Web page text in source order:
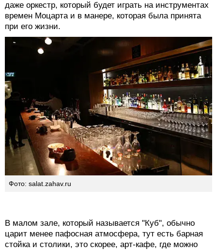
даже оркестр, который будет играть на инструментах
времен Моцарта и в манере, которая была принята
при его жизни.
Фото: salat.zahav.ru
В малом зале, который называется "Куб", обычно
царит менее пафосная атмосфера, тут есть барная
стойка и столики, это скорее, арт-кафе, где можно